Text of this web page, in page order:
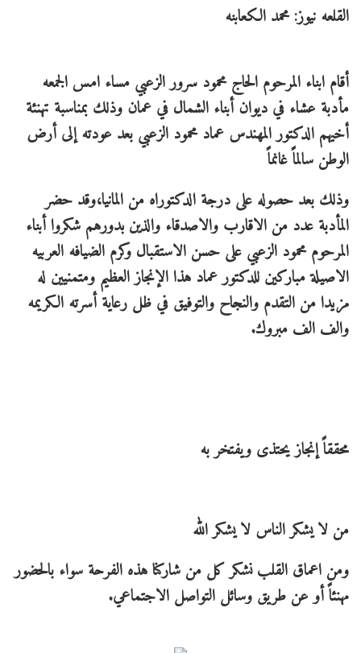
القلعه نيوز: محمد الكعابنه
أقام ابناء المرحوم الحاج محمود سرور الزعبي مساء امس الجمعه
مأدبة عشاء في ديوان أبناء الشمال في عمان وذلك بمناسبة تهنئة
أخيهم الدكتور المهندس عماد محمود الزعبي بعد عودته إلى أرض
الوطن سالماً غانماً
وذلك بعد حصوله على درجة الدكتوراه من المانيا،وقد حضر
المأدبة عدد من الاقارب والاصدقاء والذين بدورهم شكروا أبناء
المرحوم محمود الزعبي على حسن الاستقبال وكرم الضيافه العربيه
الاصيلة مباركين للدكتور عماد هذا الإنجاز العظيم ومتمنيين له
مزيدا من التقدم والنجاح والتوفيق في ظل رعاية أسرته الكريمه
والف الف مبروك.
محققاً إنجاز يحتذى ويفتخر به
من لا يشكر الناس لا يشكر الله
ومن اعماق القلب نشكر كل من شاركنا هذه الفرحة سواء بالحضور
مهنئاً أو عن طريق وسائل التواصل الاجتماعي.